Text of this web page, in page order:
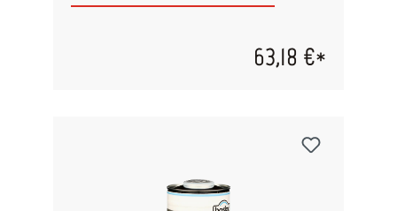
technischen Datenblättern der Füller und
63,18 €*